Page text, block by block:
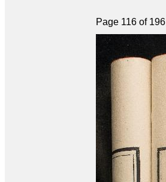
Page 116 of 196